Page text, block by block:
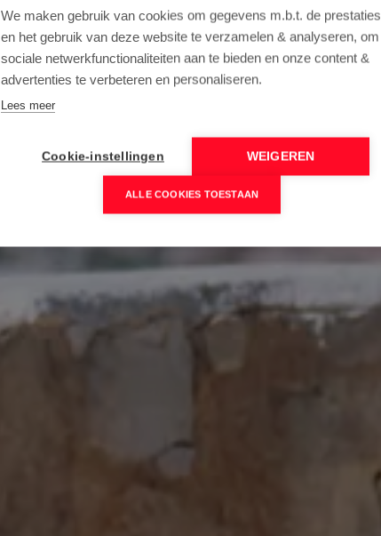
We maken gebruik van cookies om gegevens m.b.t. de prestaties
en het gebruik van deze website te verzamelen & analyseren, om
sociale netwerkfunctionaliteiten aan te bieden en onze content &
advertenties te verbeteren en personaliseren.
Lees meer
Cookie-instellingen WEIGEREN
ALLE COOKIES TOESTAAN